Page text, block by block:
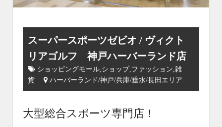
スーパースポーツゼビオ / ヴィクト
リアゴルフ 神戸ハーバーランド店
ショッピングモール,ショップ,ファッション,雑
貨
ハーバーランド/神戸/兵庫/垂水/長田エリア
大型総合スポーツ専門店！